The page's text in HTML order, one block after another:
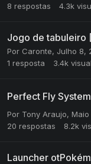
8 respostas 4.3k
Jogo de tabuleiro
Por Caronte, Julho 8,
1 resposta 3.4k
Perfect Fly
Por Tony Araujo, Maio
20 respostas 8.2k
Launcher